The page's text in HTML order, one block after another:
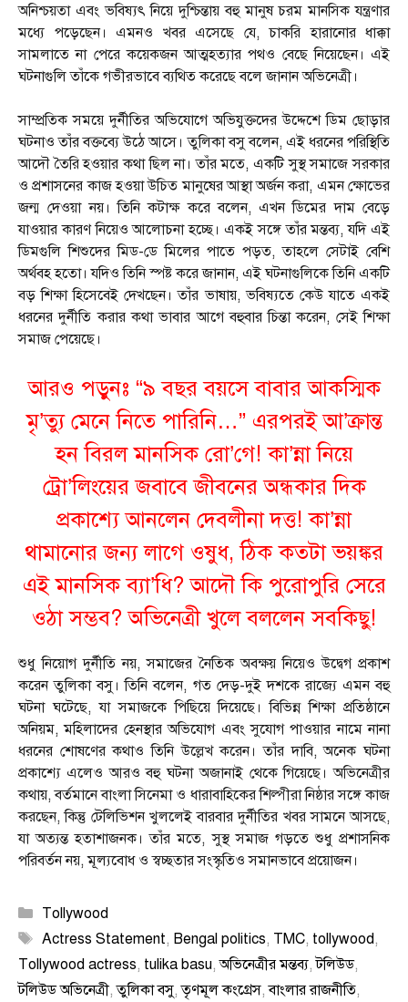
অনিশ্চয়তা এবং ভবিষ্যৎ নিয়ে দুশ্চিন্তায় বহু মানুষ চরম মানসিক যন্ত্রণার
মধ্যে পড়েছেন। এমনও খবর এসেছে যে, চাকরি হারানোর ধাক্কা
সামলাতে না পেরে কয়েকজন আত্মহত্যার পথও বেছে নিয়েছেন। এই
ঘটনাগুলি তাঁকে গভীরভাবে ব্যথিত করেছে বলে জানান অভিনেত্রী।
সাম্প্রতিক সময়ে দুর্নীতির অভিযোগে অভিযুক্তদের উদ্দেশে ডিম ছোড়ার
ঘটনাও তাঁর বক্তব্যে উঠে আসে। তুলিকা বসু বলেন, এই ধরনের পরিস্থিতি
আদৌ তৈরি হওয়ার কথা ছিল না। তাঁর মতে, একটি সুস্থ সমাজে সরকার
ও প্রশাসনের কাজ হওয়া উচিত মানুষের আস্থা অর্জন করা, এমন ক্ষোভের
জন্ম দেওয়া নয়। তিনি কটাক্ষ করে বলেন, এখন ডিমের দাম বেড়ে
যাওয়ার কারণ নিয়েও আলোচনা হচ্ছে। একই সঙ্গে তাঁর মন্তব্য, যদি এই
ডিমগুলি শিশুদের মিড-ডে মিলের পাতে পড়ত, তাহলে সেটাই বেশি
অর্থবহ হতো। যদিও তিনি স্পষ্ট করে জানান, এই ঘটনাগুলিকে তিনি একটি
বড় শিক্ষা হিসেবেই দেখছেন। তাঁর ভাষায়, ভবিষ্যতে কেউ যাতে একই
ধরনের দুর্নীতি করার কথা ভাবার আগে বহুবার চিন্তা করেন, সেই শিক্ষা
সমাজ পেয়েছে।
আরও পড়ুনঃ “৯ বছর বয়সে বাবার আকস্মিক
মৃ’ত্যু মেনে নিতে পারিনি…” এরপরই আ’ক্রান্ত
হন বিরল মানসিক রো’গে! কা’ন্না নিয়ে
ট্রো’লিংয়ের জবাবে জীবনের অন্ধকার দিক
প্রকাশ্যে আনলেন দেবলীনা দত্ত! কা’ন্না
থামানোর জন্য লাগে ওষুধ, ঠিক কতটা ভয়ঙ্কর
এই মানসিক ব্যা’ধি? আদৌ কি পুরোপুরি সেরে
ওঠা সম্ভব? অভিনেত্রী খুলে বললেন সবকিছু!
শুধু নিয়োগ দুর্নীতি নয়, সমাজের নৈতিক অবক্ষয় নিয়েও উদ্বেগ প্রকাশ
করেন তুলিকা বসু। তিনি বলেন, গত দেড়-দুই দশকে রাজ্যে এমন বহু
ঘটনা ঘটেছে, যা সমাজকে পিছিয়ে দিয়েছে। বিভিন্ন শিক্ষা প্রতিষ্ঠানে
অনিয়ম, মহিলাদের হেনস্থার অভিযোগ এবং সুযোগ পাওয়ার নামে নানা
ধরনের শোষণের কথাও তিনি উল্লেখ করেন। তাঁর দাবি, অনেক ঘটনা
প্রকাশ্যে এলেও আরও বহু ঘটনা অজানাই থেকে গিয়েছে। অভিনেত্রীর
কথায়, বর্তমানে বাংলা সিনেমা ও ধারাবাহিকের শিল্পীরা নিষ্ঠার সঙ্গে কাজ
করছেন, কিন্তু টেলিভিশন খুললেই বারবার দুর্নীতির খবর সামনে আসছে,
যা অত্যন্ত হতাশাজনক। তাঁর মতে, সুস্থ সমাজ গড়তে শুধু প্রশাসনিক
পরিবর্তন নয়, মূল্যবোধ ও স্বচ্ছতার সংস্কৃতিও সমানভাবে প্রয়োজন।
Categories
Tollywood
Tags
Actress Statement, Bengal politics, TMC, tollywood,
Tollywood actress, tulika basu,অভিনেত্রীর মন্তব্য,টলিউড,
টলিউড অভিনেত্রী,তুলিকা বসু,তৃণমূল কংগ্রেস,বাংলার রাজনীতি,